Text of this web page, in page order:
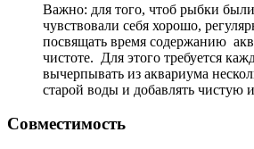
Важно: для того, чтоб рыбки
чувствовали себя хорошо,
посвящать время содержанию
чистоте. Для этого требуется
вычерпывать из аквариума
старой воды и добавлять чистую
Совместимость